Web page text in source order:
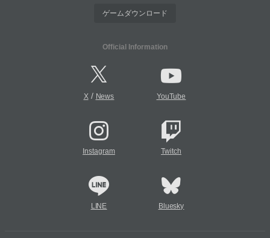
ゲームダウンロード
Official Information
X/ News YouTube
Instagram Twitch
LINE Bluesky